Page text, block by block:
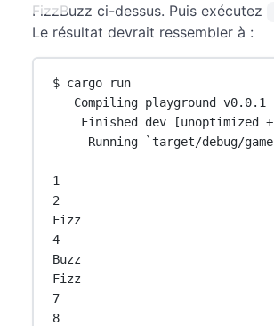
FizzBuzz ci-dessus. Puis exécutez
Le résultat devrait ressembler à :
$ cargo run
Compiling playground v0.0.1
Finished dev
Running `target/debug/
1
2
Fizz
4
Buzz
Fizz
7
8